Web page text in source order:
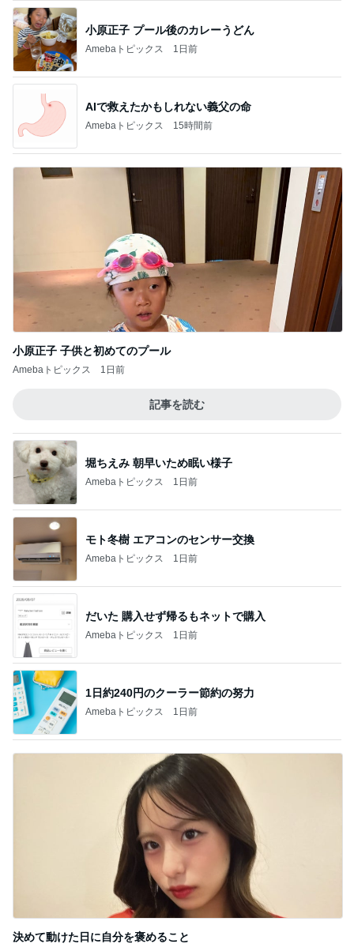
小原正子 プール後のカレーうどん
Amebaトピックス 1日前
AIで救えたかもしれない義父の命
Amebaトピックス 15時間前
小原正子 子供と初めてのプール
Amebaトピックス 1日前
記事を読む
堀ちえみ 朝早いため眠い様子
Amebaトピックス 1日前
モト冬樹 エアコンのセンサー交換
Amebaトピックス 1日前
だいた 購入せず帰るもネットで購入
Amebaトピックス 1日前
1日約240円のクーラー節約の努力
Amebaトピックス 1日前
決めて動けた日に自分を褒めること